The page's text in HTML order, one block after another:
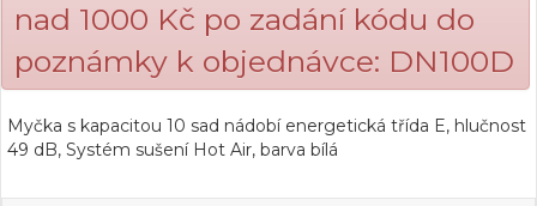
nad 1000 Kč po zadání kódu do
poznámky k objednávce: DN100D
Myčka s kapacitou 10 sad nádobí energetická třída E, hlučnost
49 dB, Systém sušení Hot Air, barva bílá